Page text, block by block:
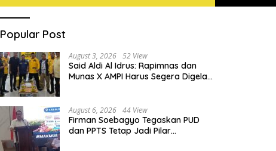
Popular Post
August 3, 2026 52 View
Said Aldi Al Idrus: Rapimnas dan
Munas X AMPI Harus Segera Digelar
August 6, 2026 44 View
Firman Soebagyo Tegaskan PUD
dan PPTS Tetap Jadi Pilar